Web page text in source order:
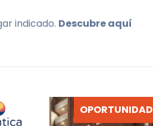
indicado. Descubre aquí
OPORTUNIDAD